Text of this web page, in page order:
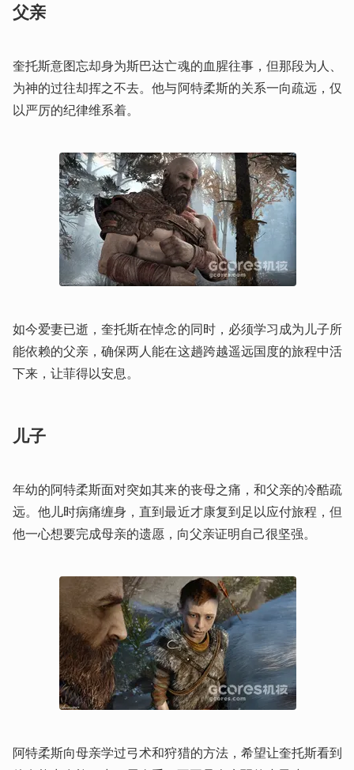
父亲
奎托斯意图忘却身为斯巴达亡魂的血腥往事，但那段为人、
为神的过往却挥之不去。他与阿特柔斯的关系一向疏远，仅
以严厉的纪律维系着。
如今爱妻已逝，奎托斯在悼念的同时，必须学习成为儿子所
能依赖的父亲，确保两人能在这趟跨越遥远国度的旅程中活
下来，让菲得以安息。
儿子
年幼的阿特柔斯面对突如其来的丧母之痛，和父亲的冷酷疏
远。他儿时病痛缠身，直到最近才康复到足以应付旅程，但
他一心想要完成母亲的遗愿，向父亲证明自己很坚强。
阿特柔斯向母亲学过弓术和狩猎的方法，希望让奎托斯看到